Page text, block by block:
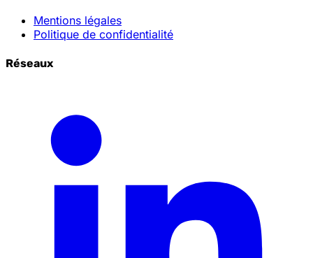
Mentions légales
Politique de confidentialité
Réseaux